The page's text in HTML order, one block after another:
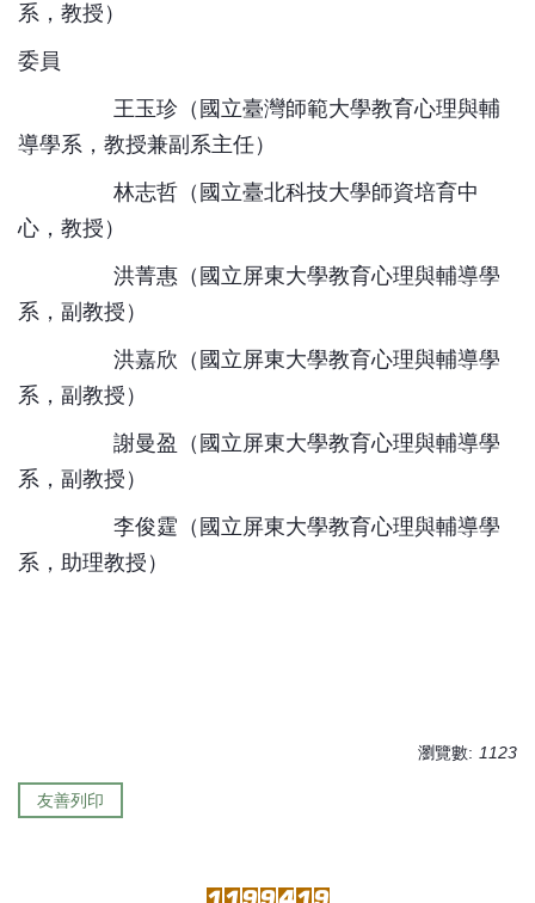
系，教授）
委員
王玉珍（國立臺灣師範大學教育心理與輔
導學系，教授兼副系主任）
林志哲（國立臺北科技大學師資培育中
心，教授）
洪菁惠（國立屏東大學教育心理與輔導學
系，副教授）
洪嘉欣（國立屏東大學教育心理與輔導學
系，副教授）
謝曼盈（國立屏東大學教育心理與輔導學
系，副教授）
李俊霆（國立屏東大學教育心理與輔導學
系，助理教授）
瀏覽數: 1123
友善列印